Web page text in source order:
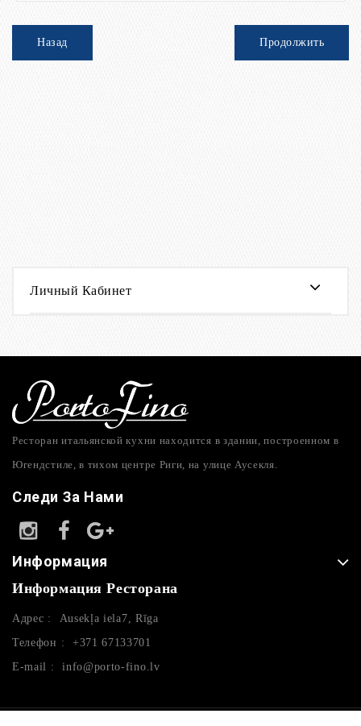
Назад
Личный Кабинет
Ресторан итальянской кухни находится в здании, построенном в
Югендстиле, в тихом центре Риги, на улице Аусекля.
Следи За Нами
Информация
Информация Ресторана
Адрес :
Ausekļa iela7, Rīga
Телефон :
+371 67133701
E-mail :
info@porto-fino.lv